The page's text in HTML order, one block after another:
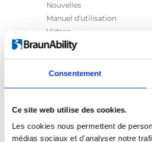
Consentement
Ce site web utilise des cookies.
Les cookies nous permettent de
médias sociaux et d'analyser notre
Nouvelles
Manuel d'utilisation
Videos
Témoignages
À propos de nous
Travailler chez BraunAbility
Contactez-nous
Certification ISO